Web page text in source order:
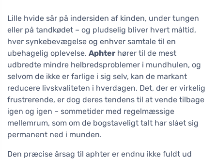
Lille hvide sår på indersiden af kinden, under tungen
eller på tandkødet – og pludselig bliver hvert måltid,
hver synkebevægelse og enhver samtale til en
ubehagelig oplevelse. Aphter hører til de mest
udbredte mindre helbredsproblemer i mundhulen, og
selvom de ikke er farlige i sig selv, kan de markant
reducere livskvaliteten i hverdagen. Det, der er virkelig
frustrerende, er dog deres tendens til at vende tilbage
igen og igen – sommetider med regelmæssige
mellemrum, som om de bogstaveligt talt har slået sig
permanent ned i munden.
Den præcise årsag til aphter er endnu ikke fuldt ud